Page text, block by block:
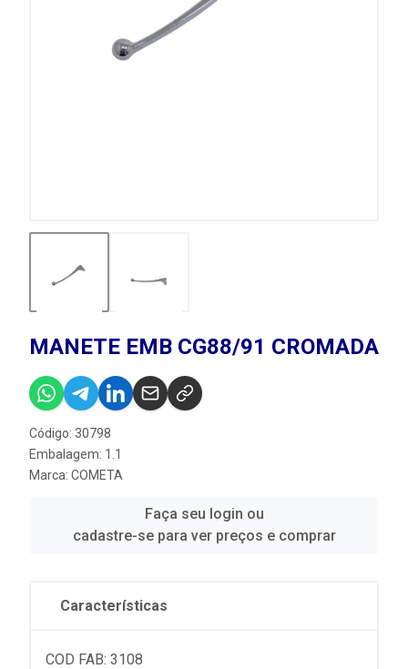
MANETE EMB CG88/91 CROMADA
Código: 30798
Embalagem: 1.1
Marca: COMETA
Faça seu login ou
cadastre-se para ver preços e comprar
Características
COD FAB: 3108